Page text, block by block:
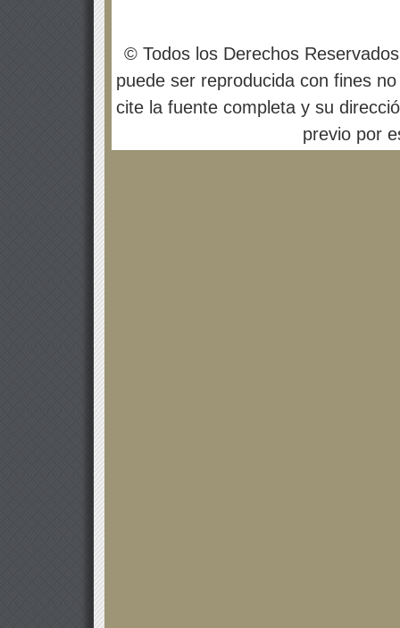
© Todos los Derechos
puede ser reproducida con fines
cite la fuente completa y su
previo por